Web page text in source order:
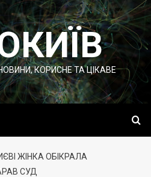
КОРИСНЕ ТА ЦІКАВЕ
ЖІНКА ОБІКРАЛА
СУД